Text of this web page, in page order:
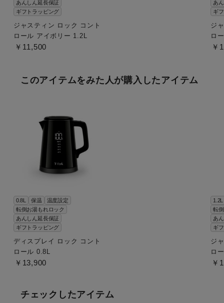
あんしん延長保証
ギフトラッピング
ジャスティン ロック コント
ロール アイボリー 1.2L
￥11,500
あ
ギ
ジ
ロ
￥
このアイテムをみた人が購入したアイテム
0.8L 保温
温度設定
転倒お湯もれロック
あんしん延長保証
ギフトラッピング
ディスプレイ ロック コント
ロール 0.8L
￥13,900
1.2L
転
あ
ギ
ジ
ロ
￥
チェックしたアイテム